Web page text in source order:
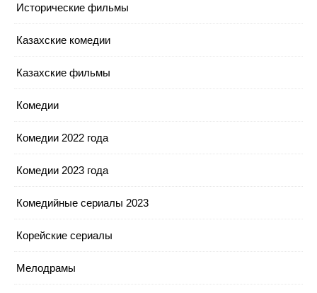
Исторические фильмы
Казахские комедии
Казахские фильмы
Комедии
Комедии 2022 года
Комедии 2023 года
Комедийные сериалы 2023
Корейские сериалы
Мелодрамы